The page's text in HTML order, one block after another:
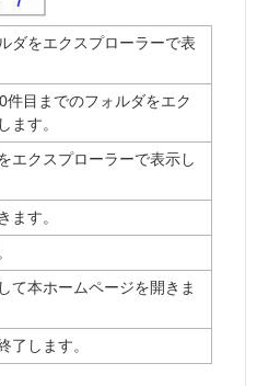
ダをエクスプローラーで表
件目までのフォルダをエク
ます。
エクスプローラーで表示し
ます。
て本ホームページを開きま
了します。